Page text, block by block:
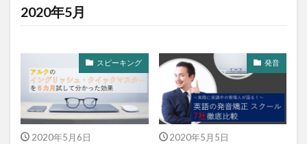
2020年5月
スピーキング
2020年5月6日
発音
2020年5月5日